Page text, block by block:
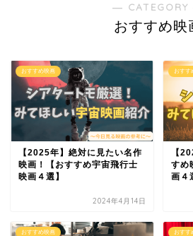
―
おすすめ映
おすすめ映画
【2025年】絶対に見たい名作
映画！【おすすめ宇宙飛行士
映画４選】
2024年4月14日
おすす
【
すめ
画４
おすすめ映画 おすす